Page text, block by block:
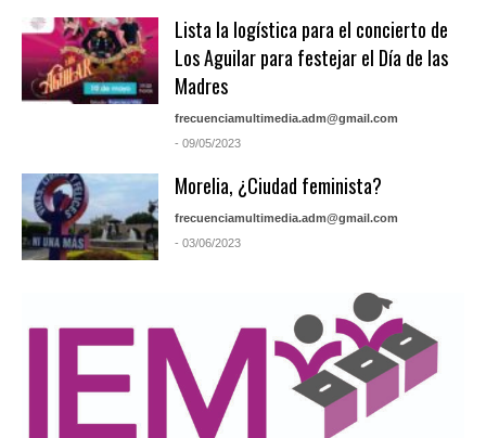
Lista la logística para el concierto de
Los Aguilar para festejar el Día de las
Madres
frecuenciamultimedia.adm@gmail.com
- 09/05/2023
Morelia, ¿Ciudad feminista?
frecuenciamultimedia.adm@gmail.com
- 03/06/2023